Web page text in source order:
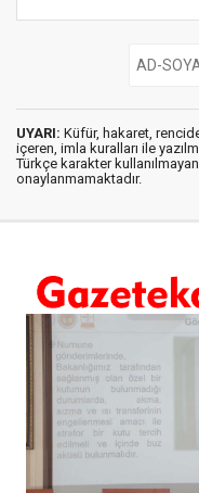
UYARI: Küfür, hakaret,
içeren, imla kuralları ile
Türkçe karakter
onaylanmamaktadır.